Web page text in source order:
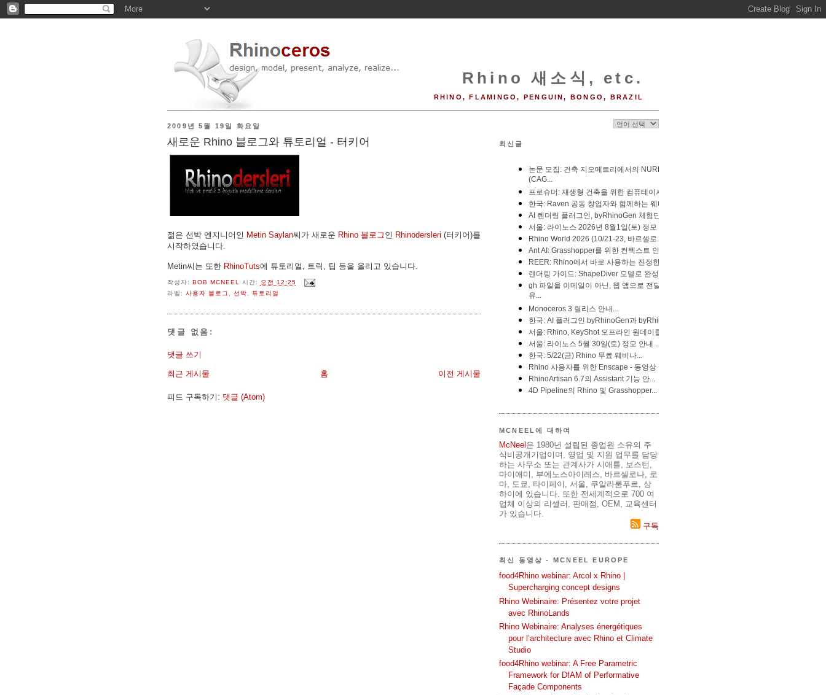
Rhino 새소식, etc.
RHINO, FLAMINGO, PENGUIN, BONGO, BRAZIL
2009년 5월 19일 화요일
새로운 Rhino 블로그와 튜토리얼 - 터키어
젊은 선박 엔지니어인 Metin Saylan씨가 새로운 Rhino 블로그인 Rhinodersleri (터키어)를
시작하였습니다.
Metin씨는 또한 RhinoTuts에 튜토리얼, 트릭, 팁 등을 올리고 있습니다.
작성자: BOB MCNEEL 시간:
오전 12:25
라벨: 사용자 블로그, 선박, 튜토리얼
댓글 없음:
댓글 쓰기
최근 게시물 이전 게시물
홈
피드 구독하기: 댓글 (Atom)
최신글
MCNEEL에 대하여
McNeel 은 1980년 설립된 종업원 소유의 주
식비공개기업이며, 영업 및 지원 업무를 담당
하는 사무소 또는 관계사가 시애틀, 보스턴,
마이애미, 부에노스아이레스, 바르셀로나, 로
마, 도쿄, 타이페이, 서울, 쿠알라룸푸르, 상
하이에 있습니다. 또한 전세계적으로 700 여
업체 이상의 리셀러, 판매점, OEM, 교육센터
가 있습니다.
구독
최신 동영상 - MCNEEL EUROPE
food4Rhino webinar: Arcol x Rhino |
Supercharging concept designs
Rhino Webinaire: Présentez votre projet
avec RhinoLands
Rhino Webinaire: Analyses énergétiques
pour l’architecture avec Rhino et Climate
Studio
food4Rhino webinar: A Free Parametric
Framework for DfAM of Performative
Façade Components